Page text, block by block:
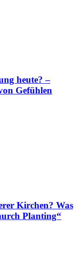
heute? –
Gefühlen
Kirchen? Was
Planting“